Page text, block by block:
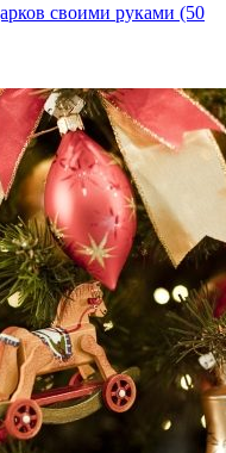
своими руками (50